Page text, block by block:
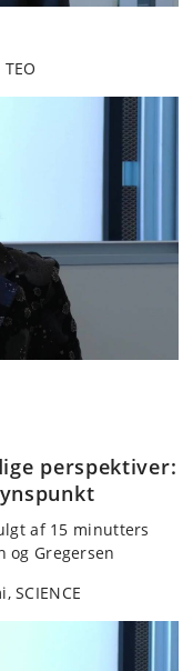
perspektiver:
af 15 minutters
og Gregersen
SCIENCE